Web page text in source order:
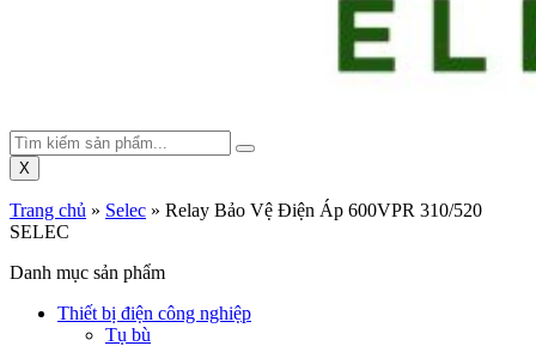
X
Trang chủ » Selec » Relay Bảo Vệ Điện Áp 600VPR 310/520
SELEC
Danh mục sản phẩm
Thiết bị điện công nghiệp
Tụ bù